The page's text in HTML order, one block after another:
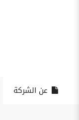
عن الشركة